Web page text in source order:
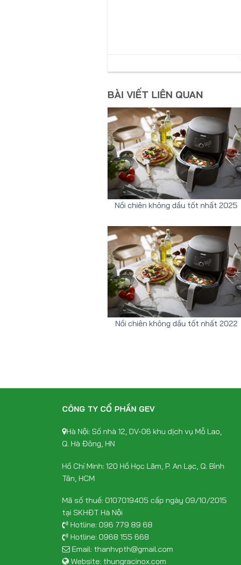
BÀI VIẾT LIÊN QUAN
Nồi chiên không dầu tốt nhất 2025
Nồi chiên không dầu tốt nhất 2022
CÔNG TY CỔ PHẦN GEV
Hà Nội: Số nhà 12, DV-06 khu dịch vụ Mỗ Lao,
Q. Hà Đông, HN
Hồ Chí Minh: 120 Hồ Học Lãm, P. An Lạc, Q. Bình
Tân, HCM
Mã số thuế: 0107019405 cấp ngày 09/10/2015
tại SKHĐT Hà Nội
Hotline: 096 779 89 68
Hotline: 0968 155 668
Email: thanhvpth@gmail.com
Website: thungracinox.com